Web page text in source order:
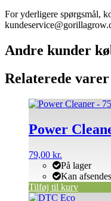
For yderligere spørgsmål,
Andre kunder
Relaterede varer
Power
79,00 kr.
På lager
Kan
Tilføj til kurv